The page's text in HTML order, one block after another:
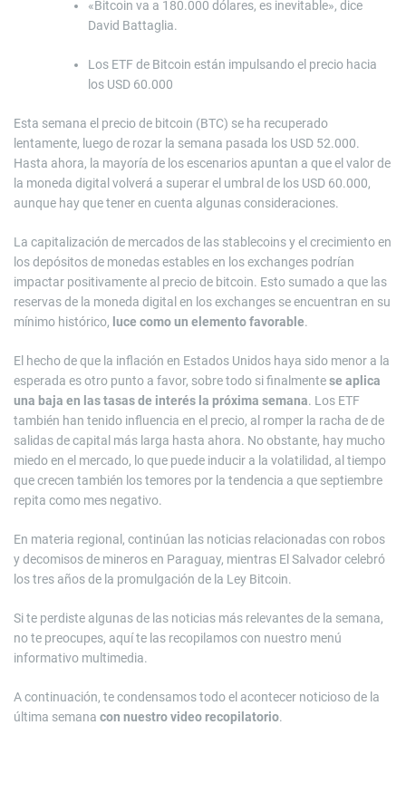
«Bitcoin va a 180.000 dólares, es inevitable», dice
David Battaglia.
Los ETF de Bitcoin están impulsando el precio hacia
los USD 60.000
Esta semana el precio de bitcoin (BTC) se ha recuperado
lentamente, luego de rozar la semana pasada los USD 52.000.
Hasta ahora, la mayoría de los escenarios apuntan a que el valor de
la moneda digital volverá a superar el umbral de los USD 60.000,
aunque hay que tener en cuenta algunas consideraciones.
La capitalización de mercados de las stablecoins y el crecimiento en
los depósitos de monedas estables en los exchanges podrían
impactar positivamente al precio de bitcoin. Esto sumado a que las
reservas de la moneda digital en los exchanges se encuentran en su
mínimo histórico, luce como un elemento favorable.
El hecho de que la inflación en Estados Unidos haya sido menor a la
esperada es otro punto a favor, sobre todo si finalmentese aplica
una baja en las tasas de interés la próxima semana. Los ETF
también han tenido influencia en el precio, al romper la racha de de
salidas de capital más larga hasta ahora. No obstante, hay mucho
miedo en el mercado, lo que puede inducir a la volatilidad, al tiempo
que crecen también los temores por la tendencia a que septiembre
repita como mes negativo.
En materia regional, continúan las noticias relacionadas con robos
y decomisos de mineros en Paraguay, mientras El Salvador celebró
los tres años de la promulgación de la Ley Bitcoin.
Si te perdiste algunas de las noticias más relevantes de la semana,
no te preocupes, aquí te las recopilamos con nuestro menú
informativo multimedia.
A continuación, te condensamos todo el acontecer noticioso de la
última semana con nuestro video recopilatorio.